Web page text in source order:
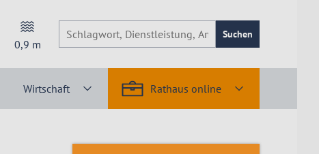
0,9 m
Suchen
Wirtschaft Rathaus online